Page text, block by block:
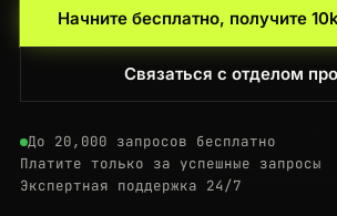
Начните бесплатно, получите
Связаться с отделом
До 20,000 запросов бесплатно
Платите только за успешные запросы
Экспертная поддержка 24/7